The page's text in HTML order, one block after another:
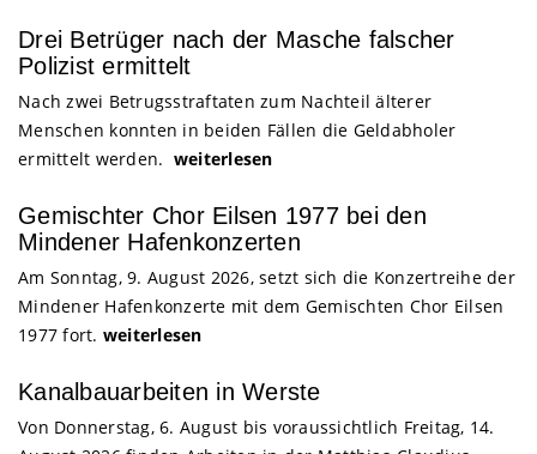
Drei Betrüger nach der Masche falscher
Polizist ermittelt
Nach zwei Betrugsstraftaten zum Nachteil älterer
Menschen konnten in beiden Fällen die Geldabholer
ermittelt werden. weiterlesen
Gemischter Chor Eilsen 1977 bei den
Mindener Hafenkonzerten
Am Sonntag, 9. August 2026, setzt sich die Konzertreihe der
Mindener Hafenkonzerte mit dem Gemischten Chor Eilsen
1977 fort. weiterlesen
Kanalbauarbeiten in Werste
Von Donnerstag, 6. August bis voraussichtlich Freitag, 14.